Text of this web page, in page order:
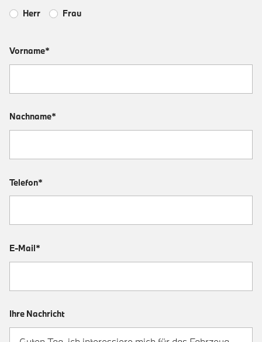
Herr Frau
Vorname*
Nachname*
Telefon*
E-Mail*
Ihre Nachricht